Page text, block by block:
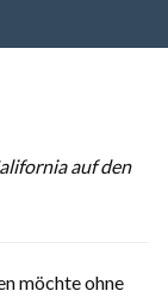
auf den
möchte ohne